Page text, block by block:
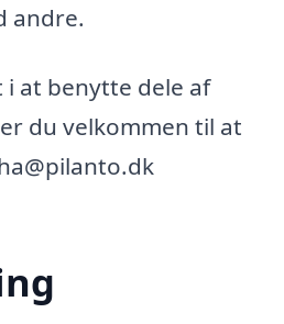
andre.
i at benytte dele af
du velkommen til at